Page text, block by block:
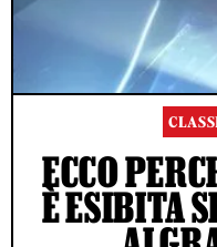
ECCO
È ESIBITA